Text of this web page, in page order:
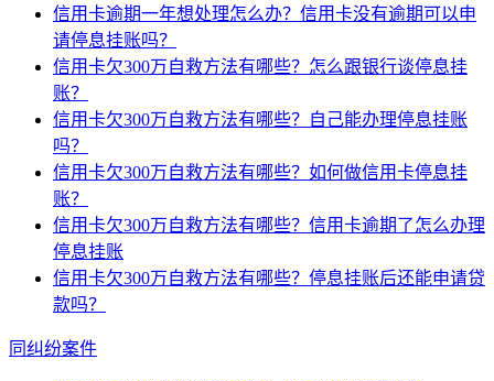
信用卡逾期一年想处理怎么办？信用卡没有逾期可以申
请停息挂账吗？
信用卡欠300万自救方法有哪些？怎么跟银行谈停息挂
账？
信用卡欠300万自救方法有哪些？自己能办理停息挂账
吗？
信用卡欠300万自救方法有哪些？如何做信用卡停息挂
账？
信用卡欠300万自救方法有哪些？信用卡逾期了怎么办理
停息挂账
信用卡欠300万自救方法有哪些？停息挂账后还能申请贷
款吗？
同纠纷案件